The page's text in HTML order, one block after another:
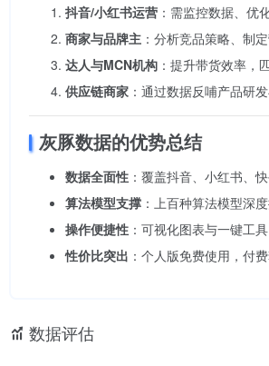
抖音/小红书运营 ：需监控数据、优
商家与品牌主 ：分析竞品策略、制
达人与MCN机构 ：提升带货效率，
供应链商家 ：通过数据反哺产品研
灰豚数据的优势总结
数据全面性 ：覆盖抖音、小红书、
算法模型支撑 ：上百种算法模型深
操作便捷性 ：可视化图表与一键工
性价比突出 ：个人版免费使用，付
数据评估